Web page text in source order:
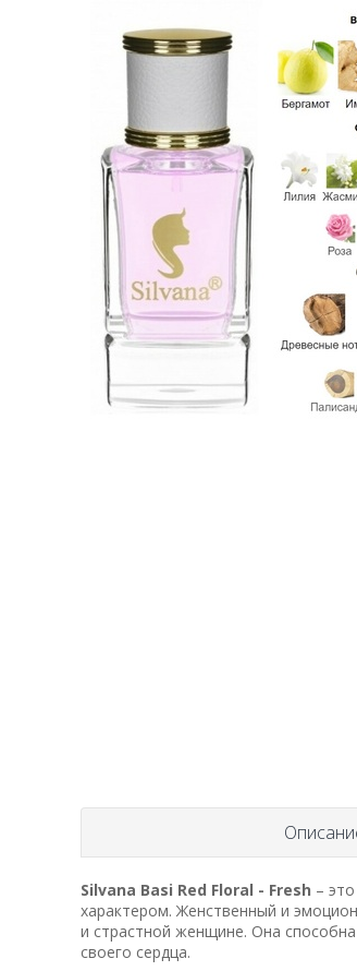
Silvana Basi Red Floral - Fresh –
характером. Женственный и
и страстной женщине. Она
своего сердца.